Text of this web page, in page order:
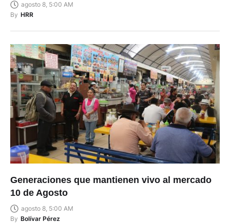
agosto 8, 5:00 AM
By HRR
Generaciones que mantienen vivo al mercado
10 de Agosto
agosto 8, 5:00 AM
By Bolívar Pérez